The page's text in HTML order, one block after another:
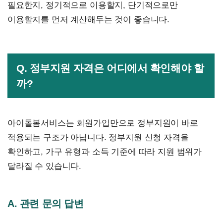
필요한지, 정기적으로 이용할지, 단기적으로만
이용할지를 먼저 계산해두는 것이 좋습니다.
Q. 정부지원 자격은 어디에서 확인해야 할
까?
아이돌봄서비스는 회원가입만으로 정부지원이 바로
적용되는 구조가 아닙니다. 정부지원 신청 자격을
확인하고, 가구 유형과 소득 기준에 따라 지원 범위가
달라질 수 있습니다.
A. 관련 문의 답변